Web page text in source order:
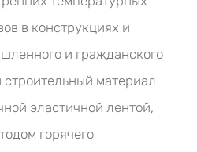
в конструкциях и
и гражданского
материал
эластичной лентой,
горячего